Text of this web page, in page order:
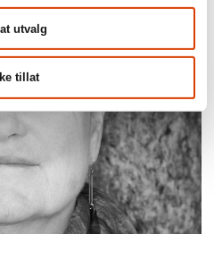
utvalg
tillat